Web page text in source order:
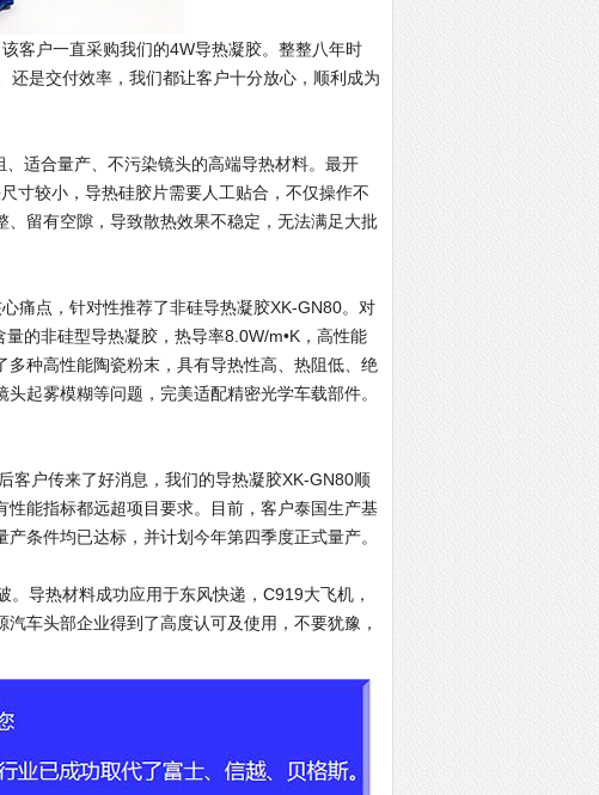
客户一直采购我们的4W导热凝胶。整整八年时
是交付效率，我们都让客户十分放心，顺利成为
适合量产、不污染镜头的高端导热材料。最开
寸较小，导热硅胶片需要人工贴合，不仅操作不
留有空隙，导致散热效果不稳定，无法满足大批
痛点，针对性推荐了非硅导热凝胶XK-GN80。对
的非硅型导热凝胶，热导率8.0W/m•K，高性能
种高性能陶瓷粉末，具有导热性高、热阻低、绝
起雾模糊等问题，完美适配精密光学车载部件。
客户传来了好消息，我们的导热凝胶XK-GN80顺
能指标都远超项目要求。目前，客户泰国生产基
条件均已达标，并计划今年第四季度正式量产。
导热材料成功应用于东风快递，C919大飞机，
车头部企业得到了高度认可及使用，不要犹豫，